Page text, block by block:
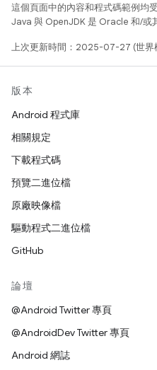
這個頁面中的內容和程式碼範例均
Java 與 OpenJDK 是 Oracle 和/或
上次更新時間：2025-07-27 (世界
版本
Android 程式庫
相關規定
下載程式碼
預覽二進位檔
原廠映像檔
驅動程式二進位檔
GitHub
論壇
@Android Twitter 專頁
@AndroidDev Twitter 專頁
Android 網誌